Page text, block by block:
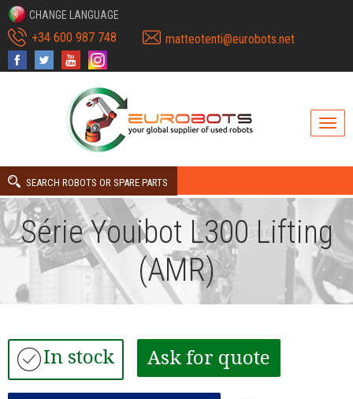
CHANGE LANGUAGE
+34 600 987 748 matteotenti@eurobots.net
SEARCH ROBOTS OR SPARE PARTS
Série Youibot L300 Lifting
(AMR)
In stock Ask for quote